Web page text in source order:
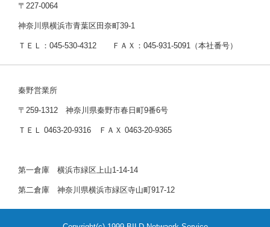
〒227-0064
神奈川県横浜市青葉区田奈町39-1
ＴＥＬ：045-530-4312 ＦＡＸ：045-931-5091（本社番号）
秦野営業所
〒259-1312 神奈川県秦野市春日町9番6号
ＴＥＬ 0463-20-9316 ＦＡＸ 0463-20-9365
第一倉庫 横浜市緑区上山1-14-14
第二倉庫 神奈川県横浜市緑区寺山町917-12